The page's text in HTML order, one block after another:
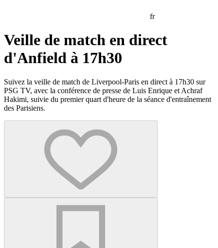
fr
Veille de match en direct
d'Anfield à 17h30
Suivez la veille de match de Liverpool-Paris en direct à 17h30 sur
PSG TV, avec la conférence de presse de Luis Enrique et Achraf
Hakimi, suivie du premier quart d'heure de la séance d'entraînement
des Parisiens.